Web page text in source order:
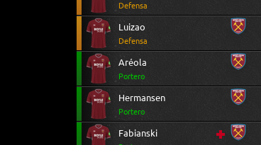
Defensa
Luizao
Defensa
Aréola
Portero
Hermansen
Portero
Fabianski